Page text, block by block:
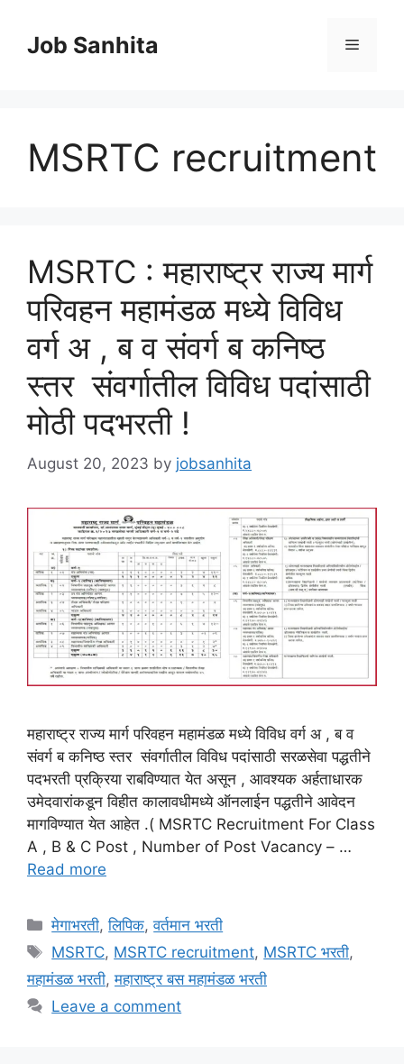
contentJob Sanhita Menu
MSRTC recruitment
MSRTC : महाराष्ट्र राज्य मार्ग
परिवहन महामंडळ मध्ये विविध
वर्ग अ , ब व संवर्ग ब कनिष्ठ
स्तर संवर्गातील विविध पदांसाठी
मोठी पदभरती !
August 20, 2023 by jobsanhita
महाराष्ट्र राज्य मार्ग परिवहन महामंडळ मध्ये विविध वर्ग अ , ब व
संवर्ग ब कनिष्ठ स्तर संवर्गातील विविध पदांसाठी सरळसेवा पद्धतीने
पदभरती प्रक्रिया राबविण्यात येत असून , आवश्यक अर्हताधारक
उमेदवारांकडून विहीत कालावधीमध्ये ऑनलाईन पद्धतीने आवेदन
मागविण्यात येत आहेत .( MSRTC Recruitment For Class
A , B & C Post , Number of Post Vacancy – …
Read more
Categories
मेगाभरती,लिपिक,वर्तमान भरती
Tags
MSRTC, MSRTC recruitment, MSRTC भरती,
महामंडळ भरती,महाराष्ट्र बस महामंडळ भरती
Leave a comment